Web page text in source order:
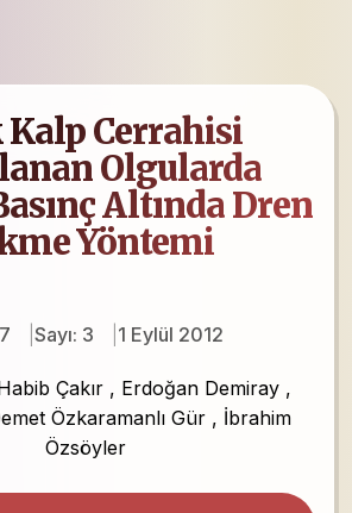
Kalp Cerrahisi
Olgularda
Altında Dren
Yöntemi
Sayı: 3 1 Eylül 2012
Çakır , Erdoğan Demiray ,
Özkaramanlı Gür , İbrahim
Özsöyler